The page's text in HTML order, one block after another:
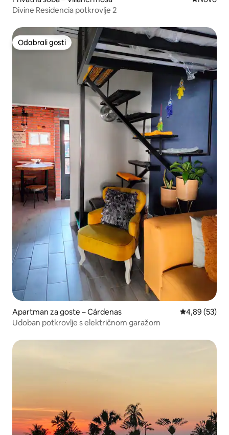
Divine Residencia potkrovlje 2
Odabrali gosti
Odabrali gosti
Apartman za goste – Cárdenas Prosječna
4,89 (53)
Udoban potkrovlje s električnom garažom